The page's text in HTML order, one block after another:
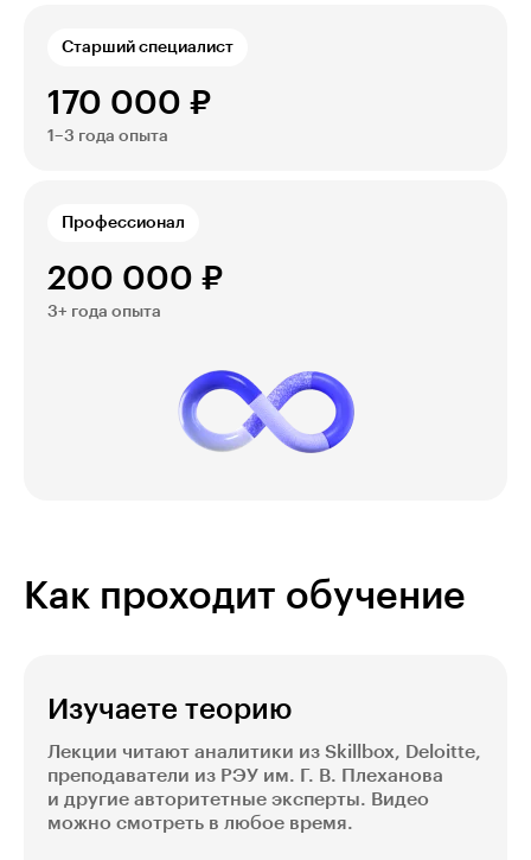
170 000 ₽
Старший cпециалиcт
1–3 года опыта
200 000 ₽
Профеccионал
3+ года опыта
Как проходит обучение
Изучаете теорию
Лекции читают аналитики из Skillbox, Deloitte,
преподаватели из РЭУ им. Г. В. Плеханова
и другие авторитетные эксперты. Видео
можно смотреть в любое время.